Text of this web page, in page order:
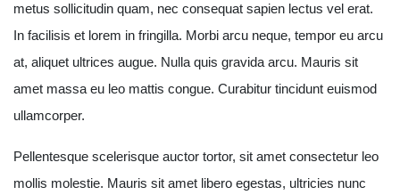
metus sollicitudin quam, nec consequat sapien lectus vel erat.
In facilisis et lorem in fringilla. Morbi arcu neque, tempor eu arcu
at, aliquet ultrices augue. Nulla quis gravida arcu. Mauris sit
amet massa eu leo mattis congue. Curabitur tincidunt euismod
ullamcorper.
Pellentesque scelerisque auctor tortor, sit amet consectetur leo
mollis molestie. Mauris sit amet libero egestas, ultricies nunc